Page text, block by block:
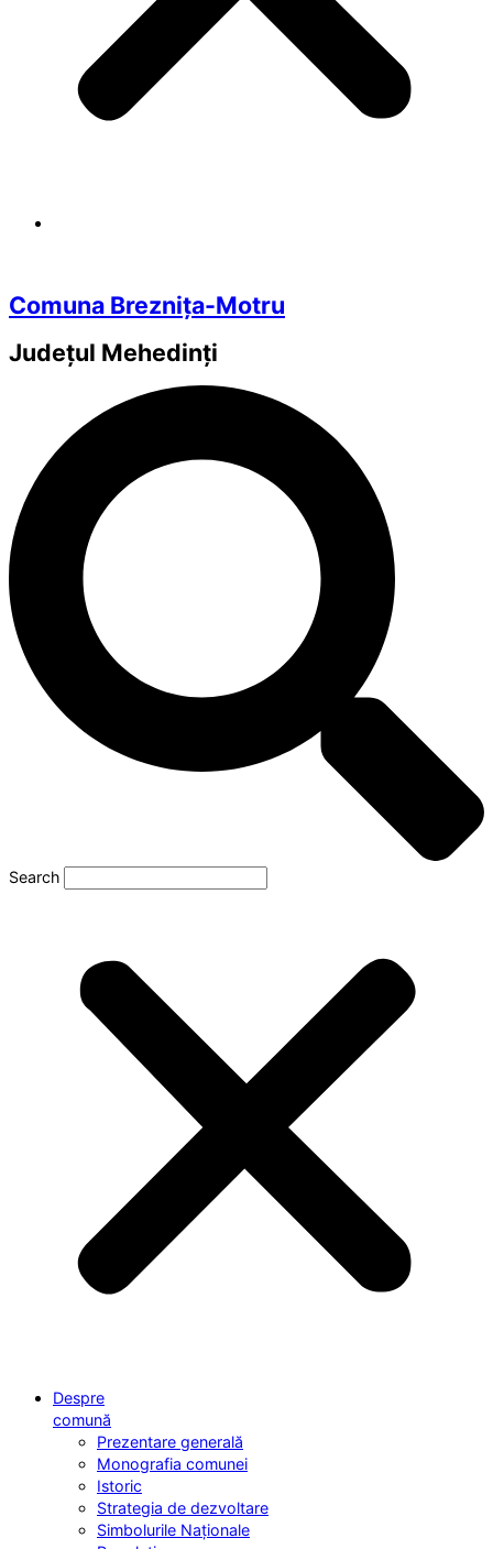
Comuna Breznița-Motru
Județul Mehedinți
Search
Despre
comună
Prezentare generală
Monografia comunei
Istoric
Strategia de dezvoltare
Simbolurile Naționale